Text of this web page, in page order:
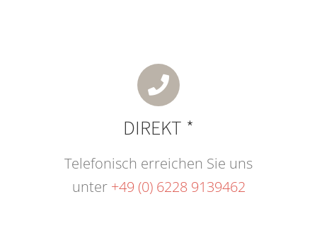
DIREKT *
Telefonisch erreichen Sie uns
unter +49 (0) 6228 9139462